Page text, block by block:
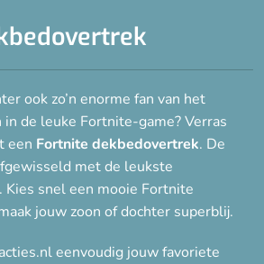
ook zo’n enorme fan van het
de leuke Fortnite-game? Verras
een Fortnite dekbedovertrek. De
met de leukste
Kies snel een mooie Fortnite
jouw zoon of dochter superblij.
eenvoudig jouw favoriete